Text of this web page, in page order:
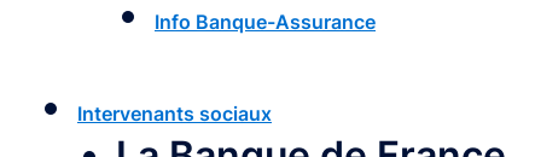
Info Banque-Assurance
Intervenants sociaux